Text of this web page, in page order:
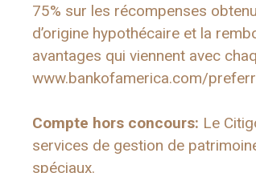
75% sur les récompenses
d’origine hypothécaire et la
avantages qui viennent avec
www.bankofamerica.com/
Compte hors concours: Le
services de gestion de
spéciaux.